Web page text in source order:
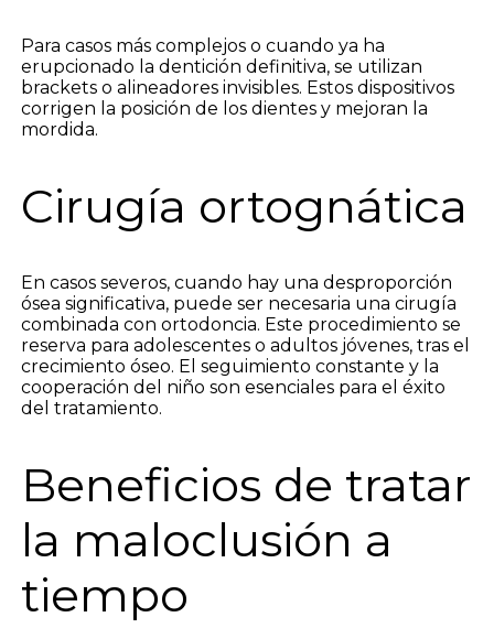
Para casos más complejos o cuando ya ha
erupcionado la dentición definitiva, se utilizan
brackets o alineadores invisibles. Estos dispositivos
corrigen la posición de los dientes y mejoran la
mordida.
Cirugía ortognática
En casos severos, cuando hay una desproporción
ósea significativa, puede ser necesaria una cirugía
combinada con ortodoncia. Este procedimiento se
reserva para adolescentes o adultos jóvenes, tras el
crecimiento óseo. El seguimiento constante y la
cooperación del niño son esenciales para el éxito
del tratamiento.
Beneficios de tratar
la maloclusión a
tiempo